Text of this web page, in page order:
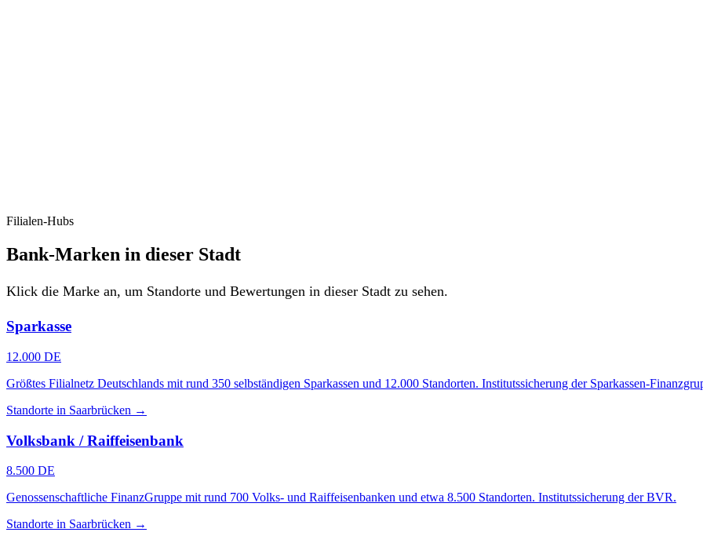
Filialen-Hubs
Bank-Marken in dieser Stadt
Klick die Marke an, um Standorte und Bewertungen in dieser Stadt zu sehen.
Sparkasse
12.000 DE
Größtes Filialnetz Deutschlands mit rund 350 selbständigen Sparkassen und 12.000 Standorten. Institutssicherung der Sparkassen-
Standorte in Saarbrücken →
Volksbank / Raiffeisenbank
8.500 DE
Genossenschaftliche FinanzGruppe mit rund 700 Volks- und Raiffeisenbanken und etwa 8.500 Standorten. Institutssicherung der BVR.
Standorte in Saarbrücken →